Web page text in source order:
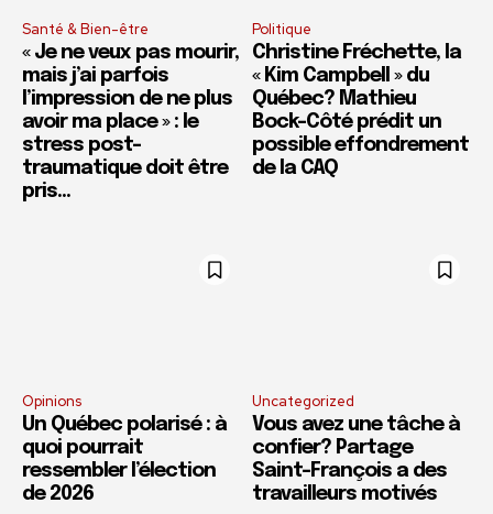
Santé & Bien-être
« Je ne veux pas mourir,
mais j’ai parfois
l’impression de ne plus
avoir ma place » : le
stress post-
traumatique doit être
pris...
Politique
Christine Fréchette, la
« Kim Campbell » du
Québec? Mathieu
Bock-Côté prédit un
possible effondrement
de la CAQ
Opinions
Un Québec polarisé : à
quoi pourrait
ressembler l’élection
de 2026
Uncategorized
Vous avez une tâche à
confier? Partage
Saint-François a des
travailleurs motivés